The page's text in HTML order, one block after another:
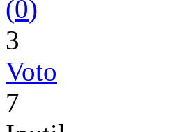
(0)
3
Voto
7